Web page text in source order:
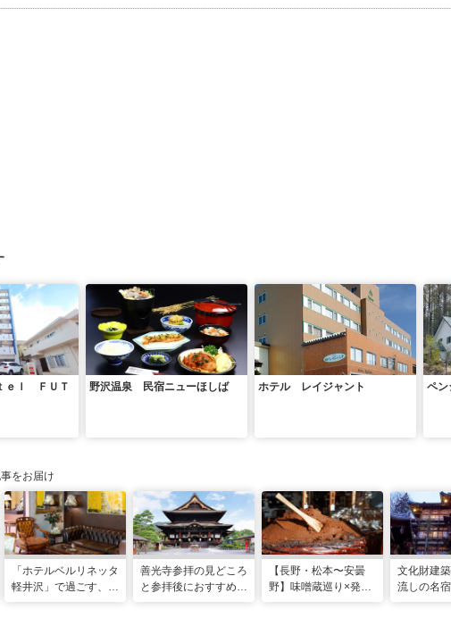
ｅｌ ＦＵＴ
野沢温泉 民宿ニューほしば ホテル レイジャント ペ
をお届け
「ホテルベルリネッタ
軽井沢」で過ごす、ア
善光寺参拝の見どころ
と参拝後におすすめ！
【⻑野・松本〜安曇
野】味噌蔵巡り×発酵
文化財建
流しの名